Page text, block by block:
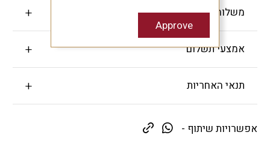
משלוחים והחזרות
אמצעי תשלום
תנאי האחריות
אפשרויות שיתוף -
Approve